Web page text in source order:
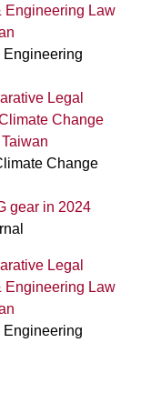
Engineering Law
Engineering
Legal
Change
Change
gear in 2024
Legal
Engineering Law
Engineering